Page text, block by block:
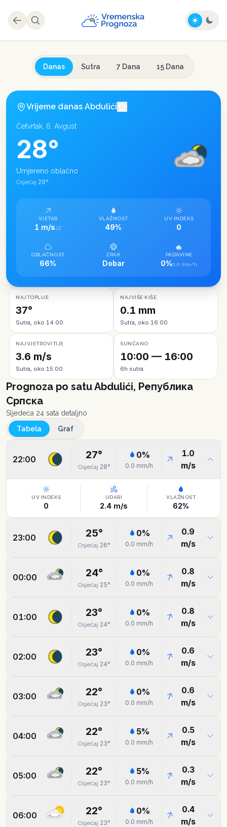
Danas Sutra 7 Dana 15 Dana
Vrijeme danas Abdulići
Četvrtak, 6. Avgust
28°
Umjereno oblačno
Osjećaj 29°
VJETAR
1 m/s JZ
VLAŽNOST
49%
UV INDEKS
0
OBLAČNOST
66%
ZRAK
Dobar
PADAVINE
0%0.0 mm/h
NAJTOPLIJE
37°
Sutra, oko 14:00
NAJVIŠE KIŠE
0.1 mm
Sutra, oko 16:00
NAJVJETROVITIJE
3.6 m/s
Sutra, oko 15:00
SUNČANO
10:00 — 16:00
6h sutra
Prognoza po satuAbdulići, Република
Српска
Sljedeća 24 sata detaljno
Tabela
Graf
22:00 27°
Osjećaj 28°
0%
0.0 mm/h
1.0
m/s
UV INDEKS
0
UDARI
2.4m/s
VLAŽNOST
62%
23:00 25°
Osjećaj 26°
0%
0.0 mm/h
0.9
m/s
00:00 24°
Osjećaj 25°
0%
0.0 mm/h
0.8
m/s
01:00 23°
Osjećaj 24°
0%
0.0 mm/h
0.8
m/s
02:00 23°
Osjećaj 24°
0%
0.0 mm/h
0.6
m/s
03:00 22°
Osjećaj 23°
0%
0.0 mm/h
0.6
m/s
04:00 22°
Osjećaj 23°
5%
0.0 mm/h
0.5
m/s
05:00 22°
Osjećaj 23°
5%
0.0 mm/h
0.3
m/s
06:00 22°
Osjećaj 23°
0%
0.0 mm/h
0.4
m/s